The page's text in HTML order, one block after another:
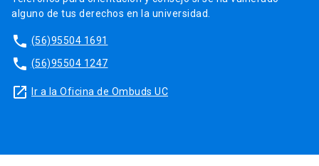
alguno de tus derechos en la universidad.
phone (56)95504 1691
phone (56)95504 1247
launch Ir a la Oficina de Ombuds UC